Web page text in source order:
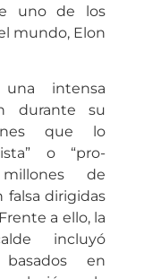
uno de los
mundo, Elon
intensa
durante su
que lo
o “pro-
de
falsa dirigidas
a ello, la
incluyó
en